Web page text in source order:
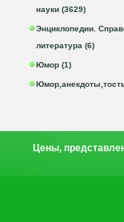
науки (3629)
Энциклопедии.
литература (6)
Юмор (1)
Цены,